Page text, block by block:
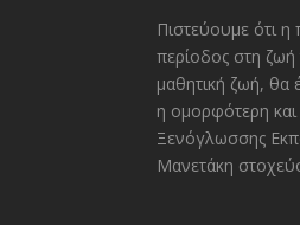
Πιστεύουμε ότι η
περίοδος στη
μαθητική ζωή, θα
η ομορφότερη
Ξενόγλωσσης
Μανετάκη